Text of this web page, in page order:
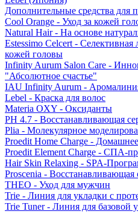
Дополнительные средства для
Cool Orange - Уход за кожей
Natural Hair - На основе
Estessimo Celcert - Селективная
кожей головы
Infinity Aurum Salon Care -
"Абсолютное счастье"
IAU Infinity Aurum -
Lebel - Краска для волос
Materia OXY - Оксиданты
PH 4.7 - Восстанавливающая
Plia - Молекулярное
Proedit Home Charge -
Proedit Element Charge - СПА-
Hair Skin Relaxing - SPA-
Proscenia -
THEO - Уход для мужчин
Trie - Линия для укладки с
Trie Tuner - Линия для базовой